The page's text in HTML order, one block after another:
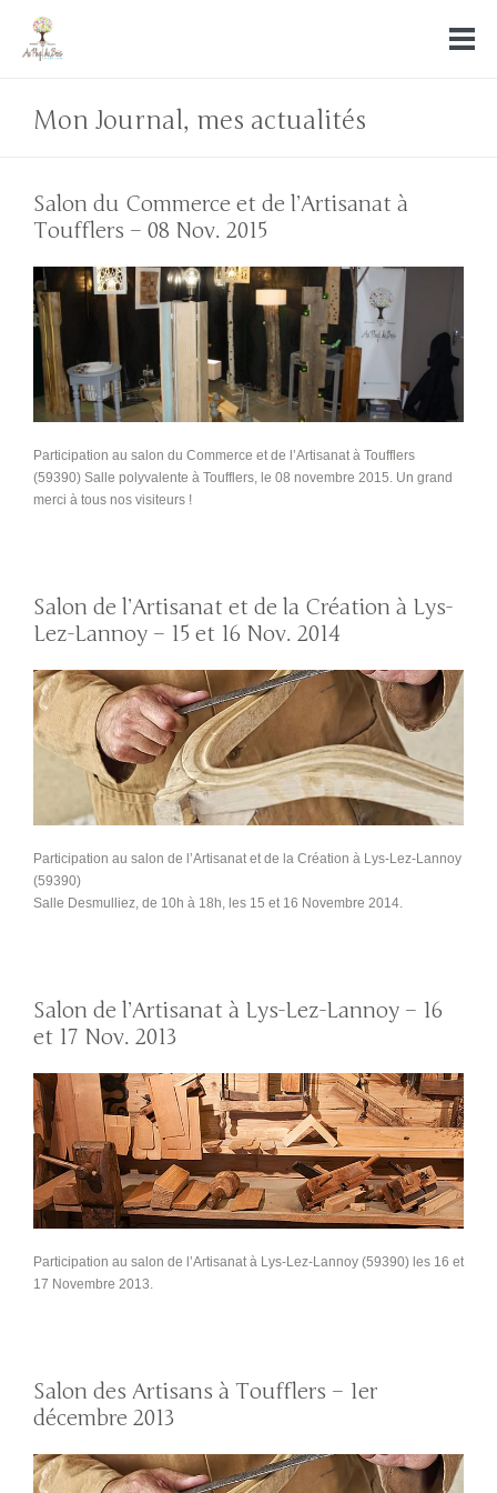
Mon Journal, mes actualités
Salon du Commerce et de l’Artisanat à
Toufflers – 08 Nov. 2015
Participation au salon du Commerce et de l’Artisanat à Toufflers
(59390) Salle polyvalente à Toufflers, le 08 novembre 2015. Un grand
merci à tous nos visiteurs !
Salon de l’Artisanat et de la Création à Lys-
Lez-Lannoy – 15 et 16 Nov. 2014
Participation au salon de l’Artisanat et de la Création à Lys-Lez-Lannoy
(59390)
Salle Desmulliez, de 10h à 18h, les 15 et 16 Novembre 2014.
Salon de l’Artisanat à Lys-Lez-Lannoy – 16
et 17 Nov. 2013
Participation au salon de l’Artisanat à Lys-Lez-Lannoy (59390) les 16 et
17 Novembre 2013.
Salon des Artisans à Toufflers – 1er
décembre 2013